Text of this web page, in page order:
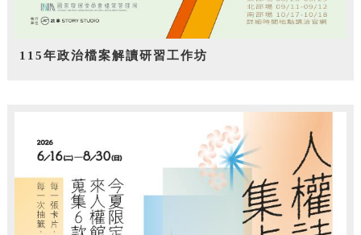
115年政治檔案解讀研習工作坊